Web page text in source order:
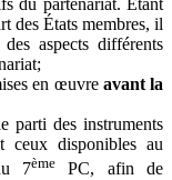
des États membres, il
aspects différents
en œuvre avant la
parti des instruments
ceux disponibles au
7èmePC, afin de